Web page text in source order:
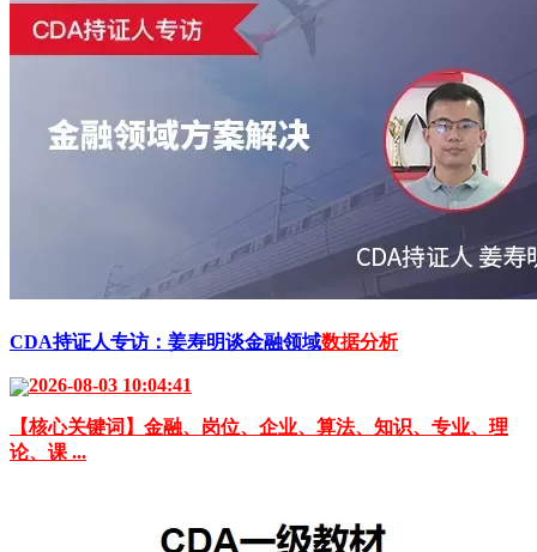
CDA持证人专访：姜寿明谈金融领域数据分析
2026-08-03 10:04:41
【核心关键词】金融、岗位、企业、算法、知识、专业、理
论、课 ...